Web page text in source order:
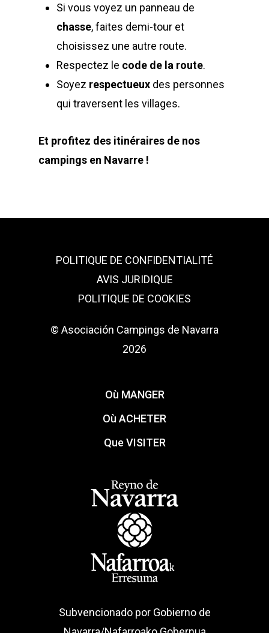
Si vous voyez un panneau de
chasse, faites demi-tour et
choisissez une autre route.
Respectez le code de la route.
Soyez respectueux des personnes
qui traversent les villages.
Et profitez des itinéraires de nos
campings en Navarre !
POLITIQUE DE CONFIDENTIALITÉ
AVIS JURIDIQUE
POLITIQUE DE COOKIES
© Asociación Campings de Navarra
2026
Où MANGER
Où ACHETER
Que VISITER
Subvencionado por Gobierno de